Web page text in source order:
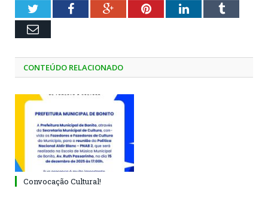
TwitterFacebookGoogle+PinterestLinkedInTumblr
Email
CONTEÚDO RELACIONADO
Convocação Cultural!